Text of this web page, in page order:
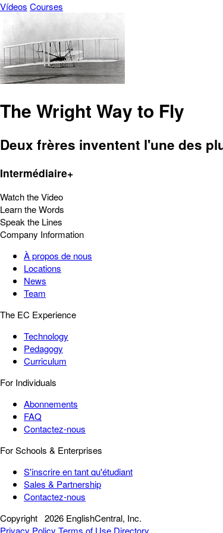
Vídeos Courses
The Wright Way to Fly
Deux frères inventent l'une des
Intermédiaire+
Watch the Video
Learn the Words
Speak the Lines
Company Information
À propos de nous
Locations
News
Team
The EC Experience
Technology
Pedagogy
Curriculum
For Individuals
Abonnements
FAQ
Contactez-nous
For Schools & Enterprises
S'inscrire en tant qu'étudiant
Sales & Partnership
Contactez-nous
Copyright 2026 EnglishCentral, Inc.